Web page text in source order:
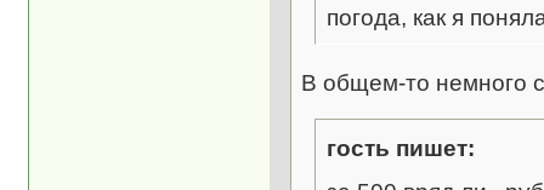
погода, как я
В общем-то немного
гость пишет: